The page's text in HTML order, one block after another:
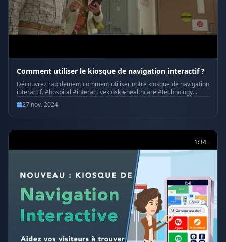
Comment utiliser le kiosque de navigation interactif ?
Découvrez rapidement comment utiliser notre kiosque de navigation
interactif. #hospital #interactivekiosk #healthcare #technology
#wayfinding #wayfinder
27 nov. 2024
1:34